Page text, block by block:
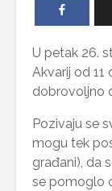
U petak 26.
Akvarij od 11
dobrovoljno
Pozivaju se
mogu tek
građani), da
se pomoglo